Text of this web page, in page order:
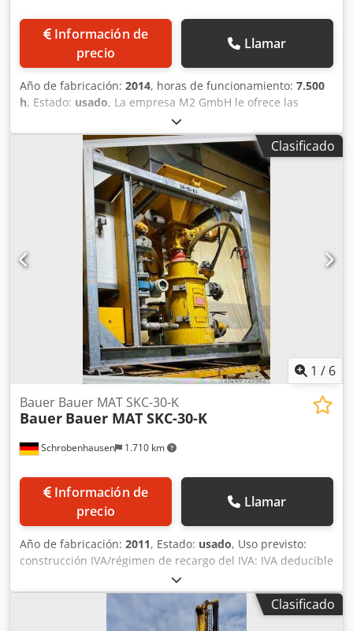
Información de
precio
Llamar
Año de fabricación: 2014, horas de funcionamiento: 7.500
h, Estado: usado, La empresa M2 GmbH le ofrece las
siguientes máquinas: Chsdpjh Tyzfefx Agpoa - BAUER MC
96 - BAUER HDS 100 - BAUER BC 40 ¡Más información bajo
Clasificado
1 / 6
Schrobenhausen 1.710 km
Bauer Bauer MAT SKC-30-K
Bauer Bauer MAT SKC-30-K
Información de
precio
Llamar
Año de fabricación: 2011, Estado: usado, Uso previsto:
construcción IVA/régimen de recargo del IVA: IVA deducible
Póngase en contacto con Mohamad Fattah Ahmad para
obtener más información. Mezcladora continua Bauer MAT
SKC-30-K Chodpsh Tyytsfx Agpea En buen estado
Disponible inmediatamente
Clasificado